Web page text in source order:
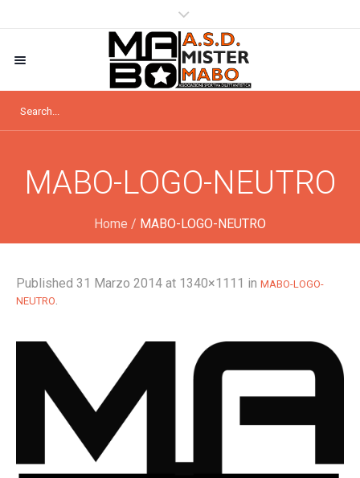
MABO-LOGO-NEUTRO
Home / MABO-LOGO-NEUTRO
Published 31 Marzo 2014 at 1340×1111 in MABO-LOGO-
NEUTRO.